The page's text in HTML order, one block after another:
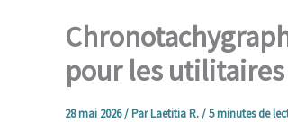
pour les utilitaires
28 mai 2026/ ParLaetitia R./5 minutes de